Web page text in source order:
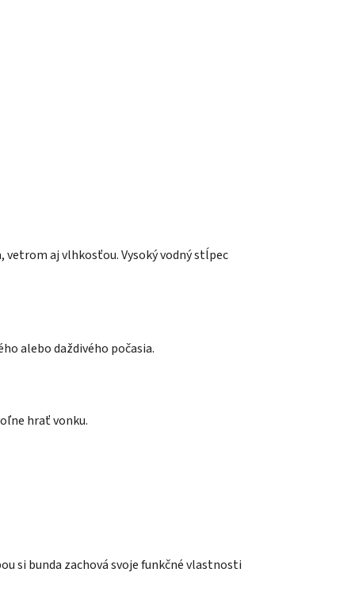
vetrom aj vlhkosťou. Vysoký vodný stĺpec
alebo daždivého počasia.
hrať vonku.
si bunda zachová svoje funkčné vlastnosti